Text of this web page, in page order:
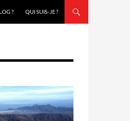
? QUI SUIS-JE ?